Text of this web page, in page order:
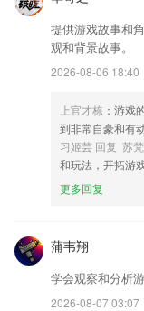
新增包装费设置
提升用户体验效果。
其他优化调整
联系我们
以上就是万利新版本游
店进行打分评论，说出
提供游戏故事和
观和背景故事。
2026-08-06 18:40
上官才栋 ：游戏
到非常自豪和有
习姬芸 回复 苏
和玩法，开拓游
更多回复
蒲韦翔
学会观察和分析
2026-08-07 03:07